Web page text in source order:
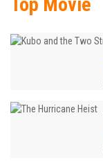
Top Movie